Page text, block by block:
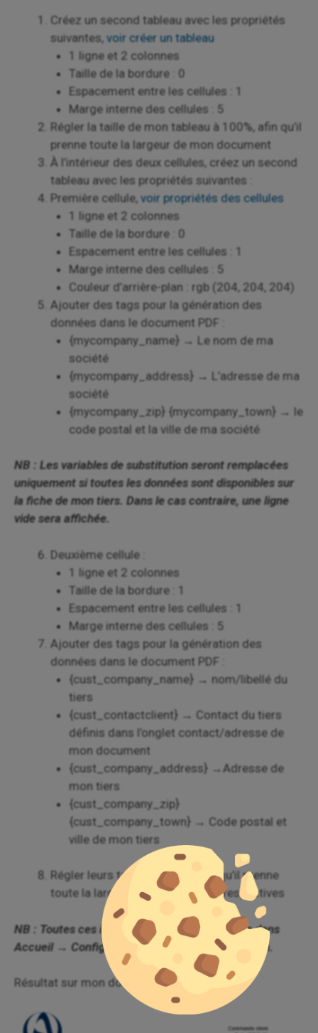
Créez un second tableau avec les propriétés
suivantes, voir créer un tableau
1 ligne et 2 colonnes
Taille de la bordure : 0
Espacement entre les cellules : 1
Marge interne des cellules : 5
Régler la taille de mon tableau à 100%, afin qu’il
prenne toute la largeur de mon document
À l’intérieur des deux cellules, créez un second
tableau avec les propriétés suivantes :
Première cellule, voir propriétés des cellules
1 ligne et 2 colonnes
Taille de la bordure : 0
Espacement entre les cellules : 1
Marge interne des cellules : 5
Couleur d’arrière-plan : rgb (204, 204, 204)
Ajouter des tags pour la génération des
données dans le document PDF :
{mycompany_name} → Le nom de ma
société
{mycompany_address} → L’adresse de ma
société
{mycompany_zip} {mycompany_town} → le
code postal et la ville de ma société
NB : Les variables de substitution seront remplacées
uniquement si toutes les données sont disponibles sur
la fiche de mon tiers. Dans le cas contraire, une ligne
vide sera affichée.
Deuxième cellule :
1 ligne et 2 colonnes
Taille de la bordure : 1
Espacement entre les cellules : 1
Marge interne des cellules : 5
Ajouter des tags pour la génération des
données dans le document PDF :
{cust_company_name} → nom/libellé du
tiers
{cust_contactclient} → Contact du tiers
définis dans l’onglet contact/adresse de
mon document
{cust_company_address} →Adresse de
mon tiers
{cust_company_zip}
{cust_company_town} → Code postal et
ville de mon tiers
Régler leurs tailles à 100%, afin qu’il prenne
toute la largeur de leurs cellules respectives
NB : Toutes ces informations sont disponibles dans
Accueil → Configuration → Société/Organisation.
Résultat sur mon document PDF :